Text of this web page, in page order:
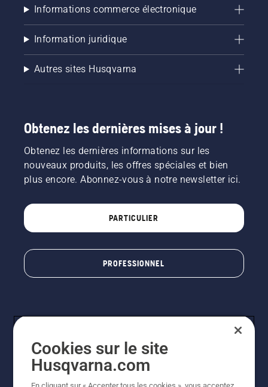
Informations commerce électronique
Information juridique
Autres sites Husqvarna
Obtenez les dernières mises à jour !
Obtenez les dernières informations sur les
nouveaux produits, les offres spéciales et bien
plus encore. Abonnez-vous à notre newsletter ici.
PARTICULIER
PROFESSIONNEL
Cookies sur le site
Husqvarna.com